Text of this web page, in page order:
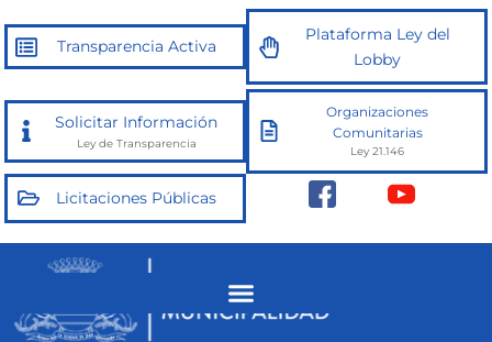
contenido
Transparencia Activa
Plataforma Ley del
Lobby
Solicitar Información
Ley de Transparencia
Organizaciones
Comunitarias
Ley 21.146
Licitaciones Públicas